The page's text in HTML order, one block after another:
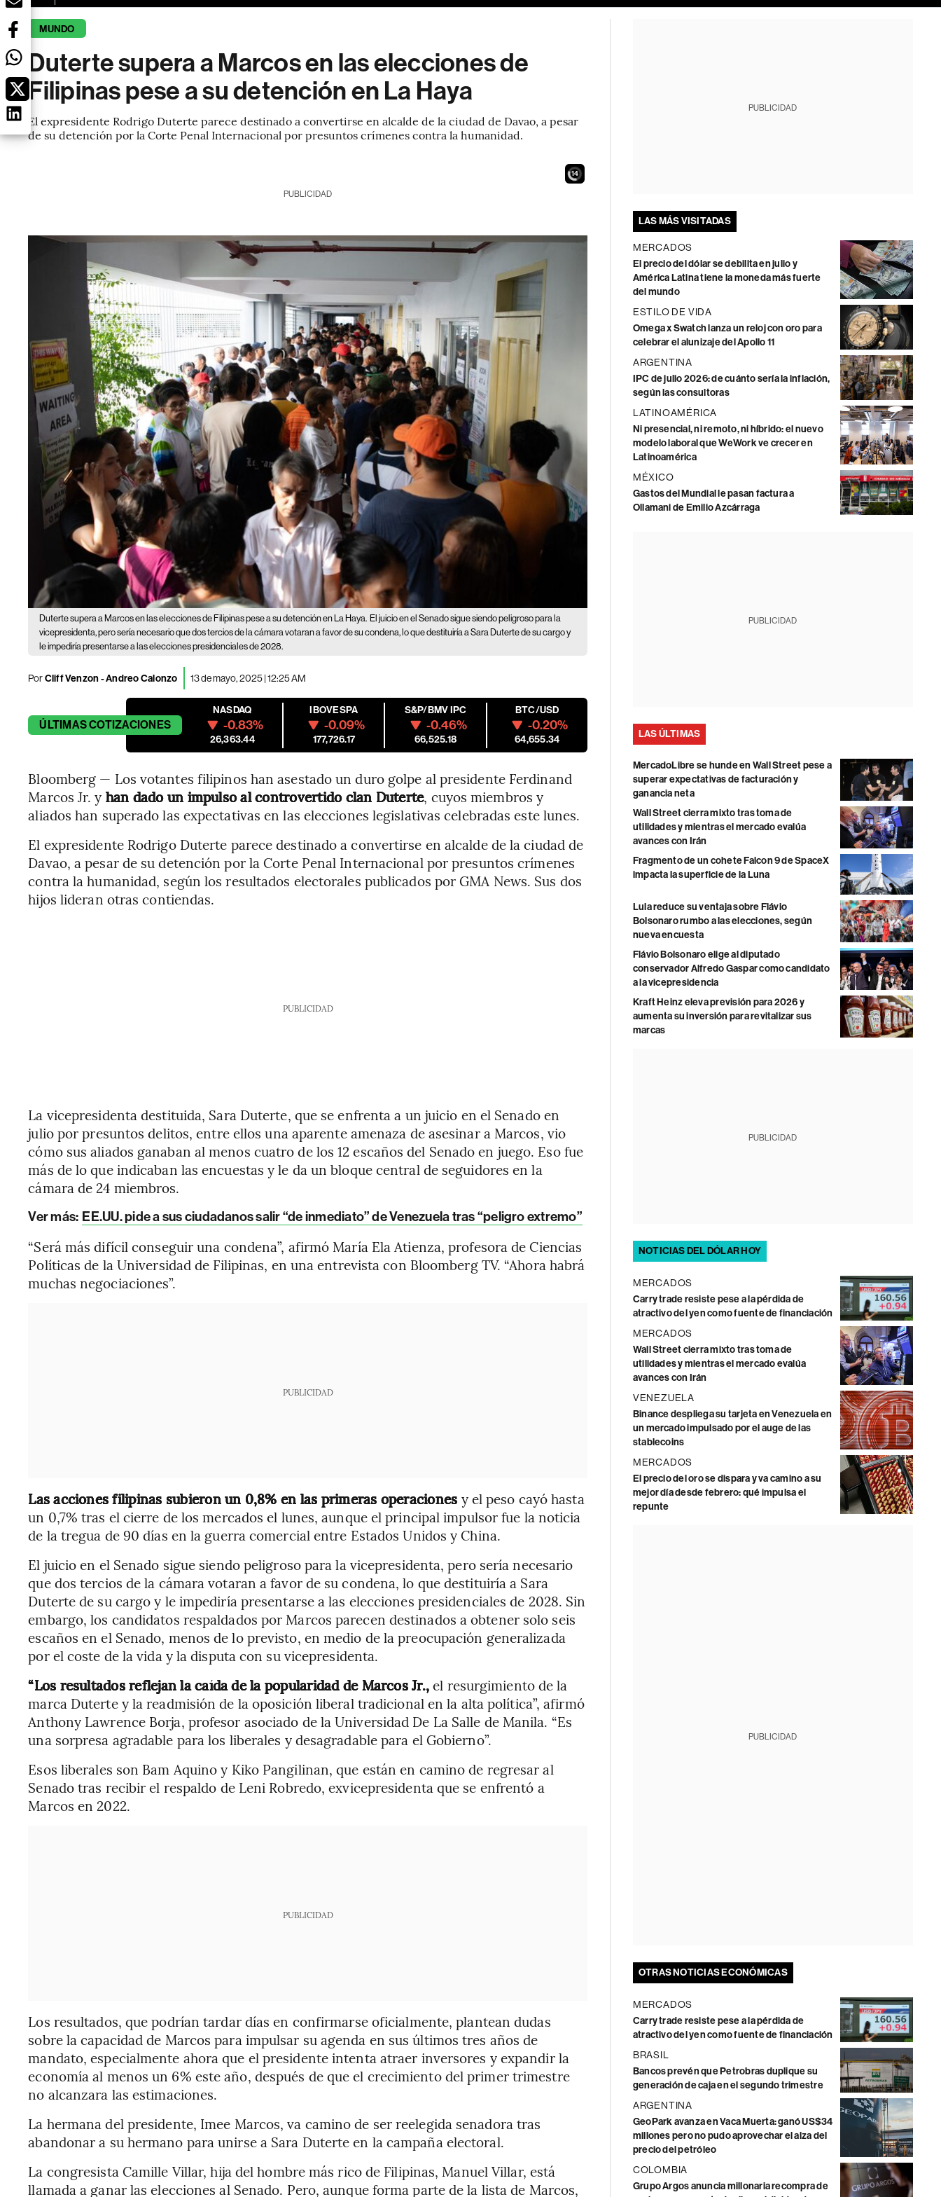
MUNDO
Duterte supera a Marcos en las elecciones de
Filipinas pese a su detención en La Haya
El expresidente Rodrigo Duterte parece destinado a convertirse en alcalde de la ciudad de Davao, a pesar
de su detención por la Corte Penal Internacional por presuntos crímenes contra la humanidad.
13
PUBLICIDAD
Duterte supera a Marcos en las elecciones de Filipinas pese a su detención en La Haya. El juicio en el Senado sigue siendo peligroso para la
vicepresidenta, pero sería necesario que dos tercios de la cámara votaran a favor de su condena, lo que destituiría a Sara Duterte de su cargo y
le impediría presentarse a las elecciones presidenciales de 2028.
PorCliff Venzon - Andreo Calonzo 13 de mayo, 2025 | 12:25 AM
ÚLTIMASCOTIZACIONES
NASDAQ
-0.83%
26,363.44
IBOVESPA
-0.09%
177,726.17
S&P/BMV IPC
-0.46%
66,525.18
BTC/USD
-0.20%
64,655.34
Bloomberg — Los votantes filipinos han asestado un duro golpe al presidente Ferdinand
Marcos Jr. y han dado un impulso al controvertido clan Duterte, cuyos miembros y
aliados han superado las expectativas en las elecciones legislativas celebradas este lunes.
El expresidente Rodrigo Duterte parece destinado a convertirse en alcalde de la ciudad de
Davao, a pesar de su detención por la Corte Penal Internacional por presuntos crímenes
contra la humanidad, según los resultados electorales publicados por GMA News. Sus dos
hijos lideran otras contiendas.
PUBLICIDAD
La vicepresidenta destituida, Sara Duterte, que se enfrenta a un juicio en el Senado en
julio por presuntos delitos, entre ellos una aparente amenaza de asesinar a Marcos, vio
cómo sus aliados ganaban al menos cuatro de los 12 escaños del Senado en juego. Eso fue
más de lo que indicaban las encuestas y le da un bloque central de seguidores en la
cámara de 24 miembros.
Ver más: EE.UU. pide a sus ciudadanos salir “de inmediato” de Venezuela tras “peligro extremo”
“Será más difícil conseguir una condena”, afirmó María Ela Atienza, profesora de Ciencias
Políticas de la Universidad de Filipinas, en una entrevista con Bloomberg TV. “Ahora habrá
muchas negociaciones”.
PUBLICIDAD
Las acciones filipinas subieron un 0,8% en las primeras operaciones y el peso cayó hasta
un 0,7% tras el cierre de los mercados el lunes, aunque el principal impulsor fue la noticia
de la tregua de 90 días en la guerra comercial entre Estados Unidos y China.
El juicio en el Senado sigue siendo peligroso para la vicepresidenta, pero sería necesario
que dos tercios de la cámara votaran a favor de su condena, lo que destituiría a Sara
Duterte de su cargo y le impediría presentarse a las elecciones presidenciales de 2028. Sin
embargo, los candidatos respaldados por Marcos parecen destinados a obtener solo seis
escaños en el Senado, menos de lo previsto, en medio de la preocupación generalizada
por el coste de la vida y la disputa con su vicepresidenta.
“Los resultados reflejan la caída de la popularidad de Marcos Jr.,el resurgimiento de la
marca Duterte y la readmisión de la oposición liberal tradicional en la alta política”, afirmó
Anthony Lawrence Borja, profesor asociado de la Universidad De La Salle de Manila. “Es
una sorpresa agradable para los liberales y desagradable para el Gobierno”.
Esos liberales son Bam Aquino y Kiko Pangilinan, que están en camino de regresar al
Senado tras recibir el respaldo de Leni Robredo, exvicepresidenta que se enfrentó a
Marcos en 2022.
PUBLICIDAD
Los resultados, que podrían tardar días en confirmarse oficialmente, plantean dudas
sobre la capacidad de Marcos para impulsar su agenda en sus últimos tres años de
mandato, especialmente ahora que el presidente intenta atraer inversores y expandir la
economía al menos un 6% este año, después de que el crecimiento del primer trimestre
no alcanzara las estimaciones.
La hermana del presidente, Imee Marcos, va camino de ser reelegida senadora tras
abandonar a su hermano para unirse a Sara Duterte en la campaña electoral.
La congresista Camille Villar, hija del hombre más rico de Filipinas, Manuel Villar, está
llamada a ganar las elecciones al Senado. Pero, aunque forma parte de la lista de Marcos,
PUBLICIDAD
LAS MÁS VISITADAS
MERCADOS
El precio del dólar se debilita en julio y
América Latina tiene la moneda más fuerte
del mundo
ESTILO DE VIDA
Omega x Swatch lanza un reloj con oro para
celebrar el alunizaje del Apollo 11
ARGENTINA
IPC de julio 2026: de cuánto sería la inflación,
según las consultoras
LATINOAMÉRICA
Ni presencial, ni remoto, ni híbrido: el nuevo
modelo laboral que WeWork ve crecer en
Latinoamérica
MÉXICO
Gastos del Mundial le pasan factura a
Ollamani de Emilio Azcárraga
PUBLICIDAD
LAS ÚLTIMAS
MercadoLibre se hunde en Wall Street pese a
superar expectativas de facturación y
ganancia neta
Wall Street cierra mixto tras toma de
utilidades y mientras el mercado evalúa
avances con Irán
Fragmento de un cohete Falcon 9 de SpaceX
impacta la superficie de la Luna
Lula reduce su ventaja sobre Flávio
Bolsonaro rumbo a las elecciones, según
nueva encuesta
Flávio Bolsonaro elige al diputado
conservador Alfredo Gaspar como candidato
a la vicepresidencia
Kraft Heinz eleva previsión para 2026 y
aumenta su inversión para revitalizar sus
marcas
PUBLICIDAD
NOTICIAS DEL DÓLAR HOY
MERCADOS
Carry trade resiste pese a la pérdida de
atractivo del yen como fuente de financiación
MERCADOS
Wall Street cierra mixto tras toma de
utilidades y mientras el mercado evalúa
avances con Irán
VENEZUELA
Binance despliega su tarjeta en Venezuela en
un mercado impulsado por el auge de las
stablecoins
MERCADOS
El precio del oro se dispara y va camino a su
mejor día desde febrero: qué impulsa el
repunte
PUBLICIDAD
OTRAS NOTICIAS ECONÓMICAS
MERCADOS
Carry trade resiste pese a la pérdida de
atractivo del yen como fuente de financiación
BRASIL
Bancos prevén que Petrobras duplique su
generación de caja en el segundo trimestre
ARGENTINA
GeoPark avanza en Vaca Muerta: ganó US$34
millones pero no pudo aprovechar el alza del
precio del petróleo
COLOMBIA
Grupo Argos anuncia millonaria recompra de